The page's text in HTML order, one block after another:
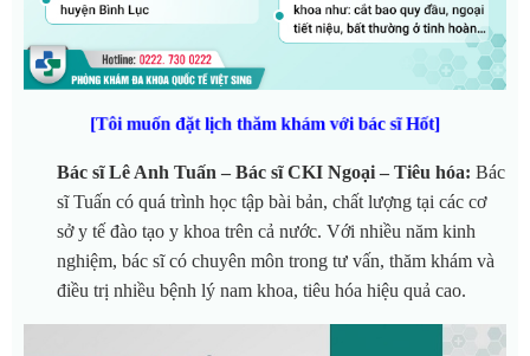
[Tôi muốn đặt lịch thăm khám với bác sĩ Hốt]
Bác sĩ Lê Anh Tuấn – Bác sĩ CKI Ngoại – Tiêu hóa: Bác
sĩ Tuấn có quá trình học tập bài bản, chất lượng tại các cơ
sở y tế đào tạo y khoa trên cả nước. Với nhiều năm kinh
nghiệm, bác sĩ có chuyên môn trong tư vấn, thăm khám và
điều trị nhiều bệnh lý nam khoa, tiêu hóa hiệu quả cao.